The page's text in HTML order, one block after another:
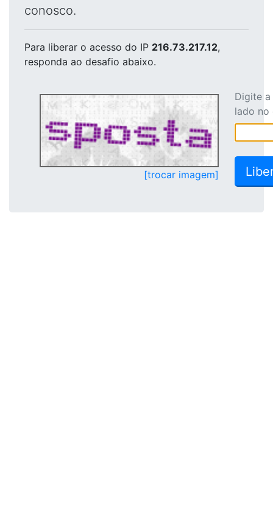
conosco.
Para liberar o acesso do IP 216.73.217.12,
responda ao desafio abaixo.
[trocar imagem]
Digite
lado no